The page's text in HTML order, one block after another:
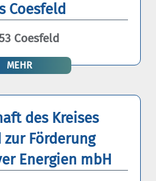
Coesfeld
Coesfeld
MEHR
des Kreises
zur Förderung
Energien mbH